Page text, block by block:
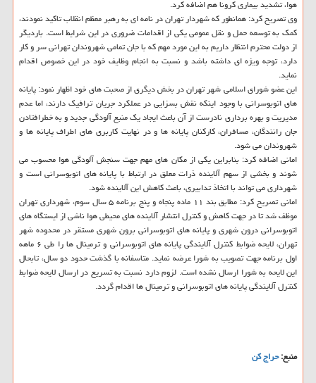
هوا، تشدید بیماری کرونا هم اضافه کرد.
وی تصریح کرد: همانطور که شهردار تهران در نامه ای به رهبر معظم انقلاب تاکید نمودند،
کمک به توسعه حمل و نقل عمومی یکی از اقدامات ضروری در این شرایط است. باردیگر
از دولت محترم انتظار داریم به این مورد مهم که با جان تمامی شهروندان تهرانی سر و کار
دارد، توجه ویژه ای داشته باشد و نسبت به انجام وظایف خود در این خصوص اقدام
نماید.
این عضو شورای اسلامی شهر تهران در بخش دیگری از صحبت های خود اظهار نمود: پایانه
های اتوبوسرانی با وجود اینکه نقش بسزایی در عملکرد جریان ترافیک دارند، اما عدم
مدیریت و بهره برداری نادرست از آن باعث ایجاد یک منبع آلودگی جدید و به خطرافتادن
جان رانندگان، مسافران، کارکنان پایانه ها و در نهایت کاربری های اطراف پایانه ها و
شهروندان می شود.
امانی اضافه کرد: بنابراین یکی از مکان های مهم جهت سنجش آلودگی هوا محسوب می
شوند و بخشی از سهم آلاینده ذرات معلق در ارتباط با پایانه های اتوبوسرانی است و
شهرداری می تواند با اتخاذ تدابیری، باعث کاهش این آلاینده شود.
امانی تصریح کرد: مطابق بند ۱۱ ماده پنجاه و پنج برنامه ۵ سال سوم، شهرداری تهران
موظف شد تا در جهت کاهش و کنترل انتشار آلاینده های محیطی هوا ناشی از ایستگاه های
اتوبوسرانی درون شهری و پایانه های اتوبوسرانی برون شهری مستقر در محدوده شهر
تهران، لایحه ضوابط کنترل آلایندگی پایانه های اتوبوسرانی و ترمینال ها را طی ۶ ماهه
اول برنامه جهت تصویب به شورا عرضه نماید. متاسفانه با گذشت حدود دو سال، تابحال
این لایحه به شورا ارسال نشده است. لزوم دارد نسبت به تسریع در ارسال لایحه ضوابط
کنترل آلایندگی پایانه های اتوبوسرانی و ترمینال ها اقدام گردد.
منبع:حراج كن